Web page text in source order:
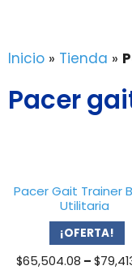
contenido
Inicio » Tienda »
Pacer
Pacer Gait Trainer
Utilitaria
¡OFERTA!
$65,504.08 – $